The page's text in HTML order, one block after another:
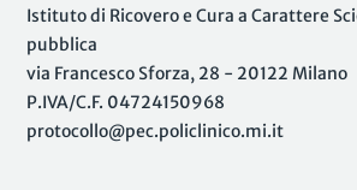
Istituto di Ricovero e Cura a Carattere
pubblica
via Francesco Sforza, 28 - 20122 Milano
P.IVA/C.F. 04724150968
protocollo@pec.policlinico.mi.it